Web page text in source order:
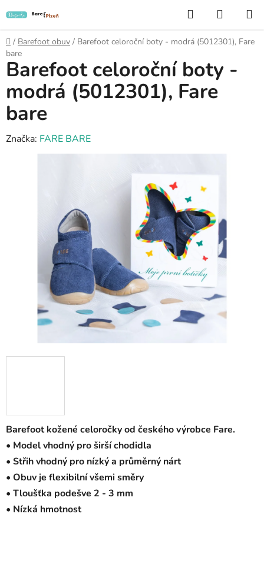
na
obsah
Hledat
KOŠÍK
Domů
/ Barefoot obuv / Barefoot celoroční boty - modrá (5012301), Fare
bare
Barefoot kožené celoročky od českého výrobce Fare.
• Model vhodný pro širší chodidla
• Střih vhodný pro nízký a průměrný nárt
• Obuv je flexibilní všemi směry
• Tloušťka podešve 2 - 3 mm
• Nízká hmotnost
Barefoot celoroční boty -
modrá (5012301), Fare
bare
Značka: FARE BARE